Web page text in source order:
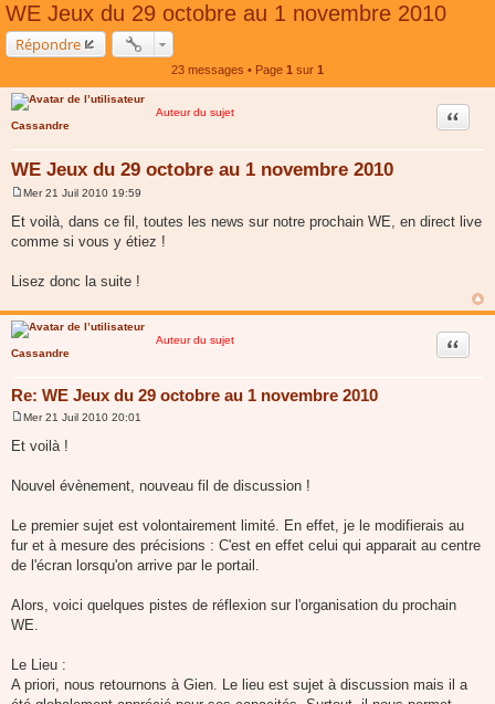
WE Jeux du 29 octobre au 1 novembre 2010
Répondre
23 messages • Page 1 sur 1
Auteur du sujet
Cassandre
WE Jeux du 29 octobre au 1 novembre 2010
Citer
e
s
s
e
Mer 21 Juil 2010 19:59
Et voilà, dans ce fil, toutes les news sur notre prochain WE, en direct live
comme si vous y étiez !
Lisez donc la suite !
Auteur du sujet
Cassandre
Re: WE Jeux du 29 octobre au 1 novembre 2010
Citer
e
s
g
Mer 21 Juil 2010 20:01
Et voilà !
Nouvel évènement, nouveau fil de discussion !
Le premier sujet est volontairement limité. En effet, je le modifierais au
fur et à mesure des précisions : C'est en effet celui qui apparait au centre
de l'écran lorsqu'on arrive par le portail.
Alors, voici quelques pistes de réflexion sur l'organisation du prochain
WE.
Le Lieu :
A priori, nous retournons à Gien. Le lieu est sujet à discussion mais il a